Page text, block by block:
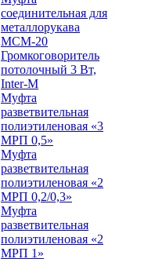
соединительная для
металлорукава
МСМ-20
Громкоговоритель
потолочный 3 Вт,
Inter-M
Муфта
разветвительная
полиэтиленовая «3
МРП 0,5»
Муфта
разветвительная
полиэтиленовая «2
МРП 0,2/0,3»
Муфта
разветвительная
полиэтиленовая «2
МРП 1»